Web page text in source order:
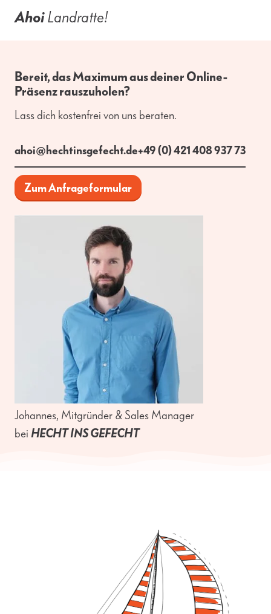
AhoiLandratte!
Bereit, das Maximum aus deiner Online-
Präsenz rauszuholen?
Lass dich kostenfrei von uns beraten.
ahoi@hechtinsgefecht.de+49 (0) 421 408 937 73
Zum Anfrageformular
Johannes, Mitgründer & Sales Manager
beiHECHT INS GEFECHT